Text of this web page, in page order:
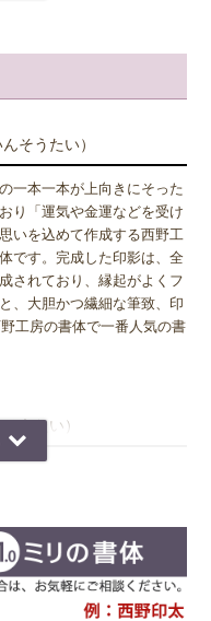
女性用は、10.5ミリがおす
類上分けさせて頂いており
実印や認印として、また
のご判断でご使用頂けま
いますので当店では風格を
読みやすい印相体をオスス
客様の場合は "たて" "ヨ
わせを頂きます。 "たて"
りデザインが変わること
かをご選択願います。
そうたい）
一本一本が上向きにそった
り「運気や金運などを受け
いを込めて作成する西野工
です。完成した印影は、全
されており、縁起がよくフ
、大胆かつ繊細な筆致、印
工房の書体で一番人気の書
うたい）
のですが、独自の作風で文
埋めるデザインが特徴で
、気品があり上品な印象で
全体のバランスを整え枠内